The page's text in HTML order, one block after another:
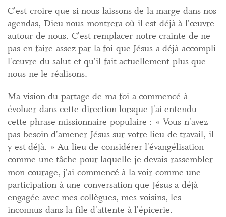
C'est croire que si nous laissons de la marge dans nos
agendas, Dieu nous montrera où il est déjà à l'œuvre
autour de nous. C'est remplacer notre crainte de ne
pas en faire assez par la foi que Jésus a déjà accompli
l'œuvre du salut et qu'il fait actuellement plus que
nous ne le réalisons.
Ma vision du partage de ma foi a commencé à
évoluer dans cette direction lorsque j'ai entendu
cette phrase missionnaire populaire : « Vous n'avez
pas besoin d'amener Jésus sur votre lieu de travail, il
y est déjà. » Au lieu de considérer l'évangélisation
comme une tâche pour laquelle je devais rassembler
mon courage, j'ai commencé à la voir comme une
participation à une conversation que Jésus a déjà
engagée avec mes collègues, mes voisins, les
inconnus dans la file d'attente à l'épicerie.